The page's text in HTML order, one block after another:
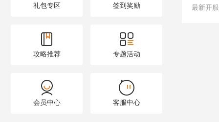
礼包专区 签到奖励
攻略推荐 专题活动
会员中心 客服中心
最新开